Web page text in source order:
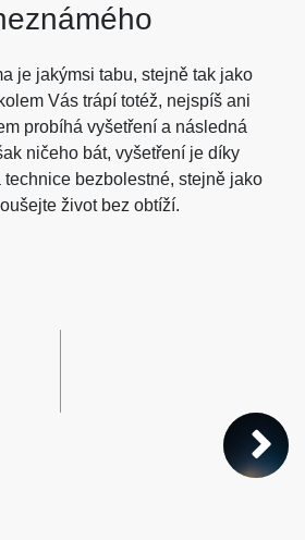
je jakýmsi tabu, stejně tak jako
Vás trápí totéž, nejspíš ani
probíhá vyšetření a následná
ničeho bát, vyšetření je díky
technice bezbolestné, stejně jako
život bez obtíží.